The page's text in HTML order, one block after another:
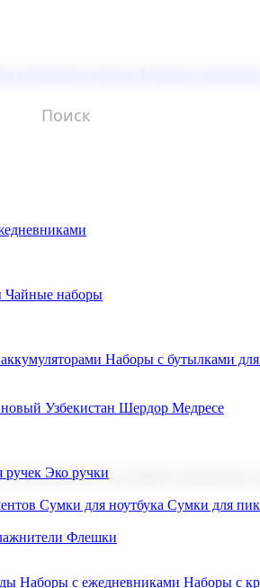
Чайные наборы
Наборы с бутылками
Узбекистан Шердор Медресе
ручек Эко ручки
Сумки для ноутбука Сумки для
Флешки
каталоге вы найдете продукцию
Наборы с ежедневниками Наборы с